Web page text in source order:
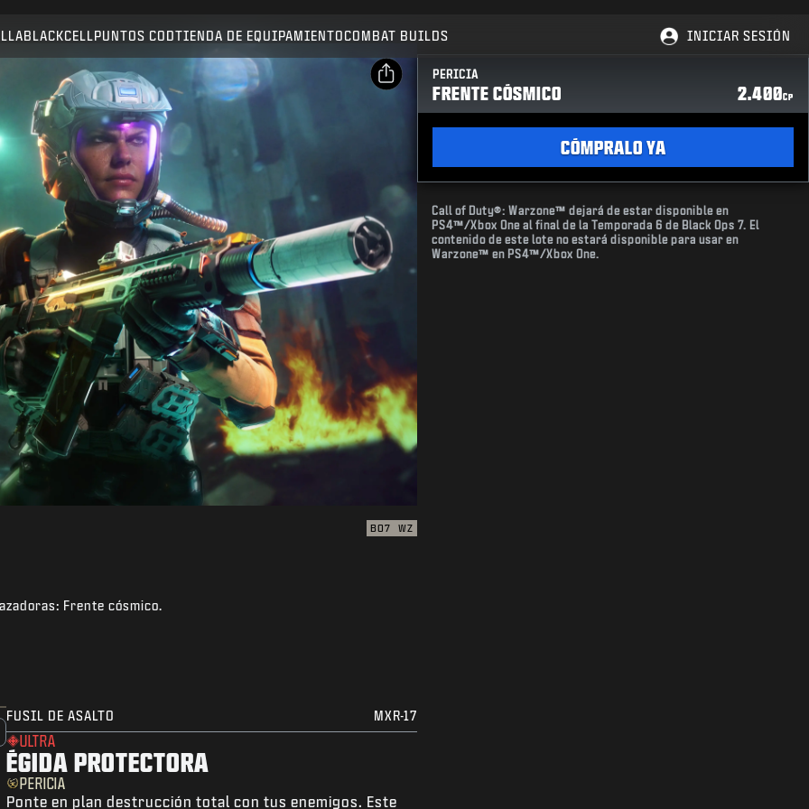
BLACKCELL PUNTOS CODTIENDA DE EQUIPAMIENTO COMBAT BUILDS INICIAR SESIÓN
ENVIAR
CONFIRMAR COMPRA
CANCELAR
Activision puede actualizar, sustituir o eliminar este
contenido del juego en cualquier momento.
Copiar enlace
BO7 WZ
Frente cósmico.
FUSIL DE ASALTO MXR-17
ULTRA
ÉGIDA PROTECTORA
PERICIA
Ponte en plan destrucción total con tus enemigos. Este
PERICIA
FRENTE CÓSMICO 2.400CP
CÓMPRALO YA
Call of Duty®: Warzone™ dejará de estar disponible en
PS4™/Xbox One al final de la Temporada 6 de Black Ops 7. El
contenido de este lote no estará disponible para usar en
Warzone™ en PS4™/Xbox One.